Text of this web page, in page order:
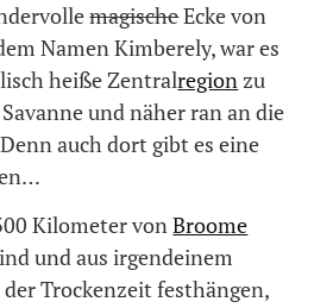
magischeEcke von
Namen Kimberely, war es
heiße Zentralregionzu
und näher ran an die
auch dort gibt es eine
Kilometer vonBroome
und aus irgendeinem
Trockenzeit festhängen,